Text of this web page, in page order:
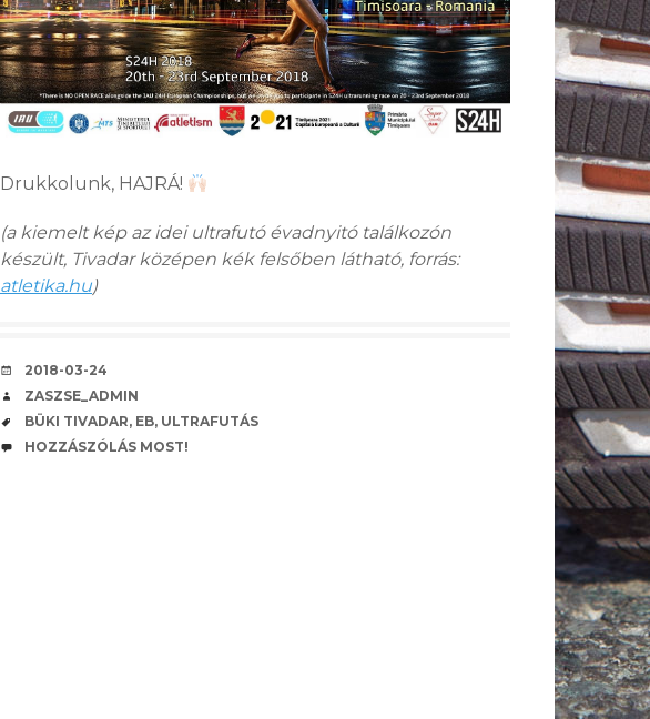
Drukkolunk, HAJRÁ!
(a kiemelt kép az idei ultrafutó évadnyitó találkozón
készült, Tivadar középen kék felsőben látható, forrás:
atletika.hu)
KÖZZÉTÉVE
2018-03-24
SZERZŐ
ZASZSE_ADMIN
CÍMKE
BÜKI TIVADAR, EB, ULTRAFUTÁS
HOZZÁSZÓLÁSOK
HOZZÁSZÓLÁS MOST!